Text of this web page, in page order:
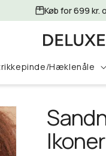
Køb for 699 kr.
Hæklenåle